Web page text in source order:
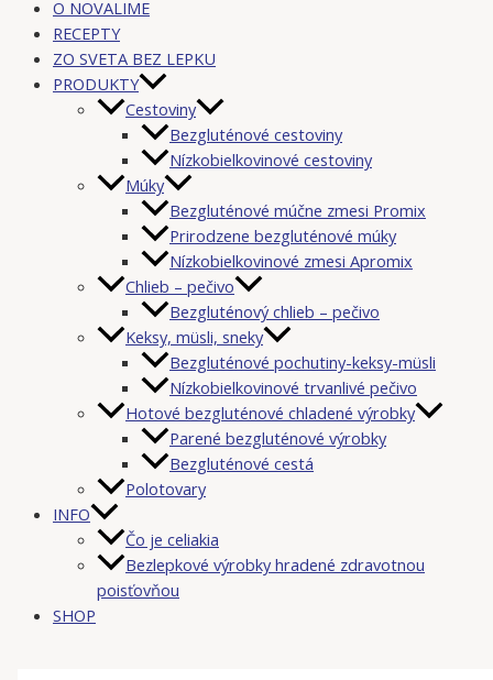
O NOVALIME
RECEPTY
ZO SVETA BEZ LEPKU
PRODUKTY
Cestoviny
Bezgluténové cestoviny
Nízkobielkovinové cestoviny
Múky
Bezgluténové múčne zmesi Promix
Prirodzene bezgluténové múky
Nízkobielkovinové zmesi Apromix
Chlieb – pečivo
Bezgluténový chlieb – pečivo
Keksy, müsli, sneky
Bezgluténové pochutiny-keksy-müsli
Nízkobielkovinové trvanlivé pečivo
Hotové bezgluténové chladené výrobky
Parené bezgluténové výrobky
Bezgluténové cestá
Polotovary
INFO
Čo je celiakia
Bezlepkové výrobky hradené zdravotnou
poisťovňou
SHOP